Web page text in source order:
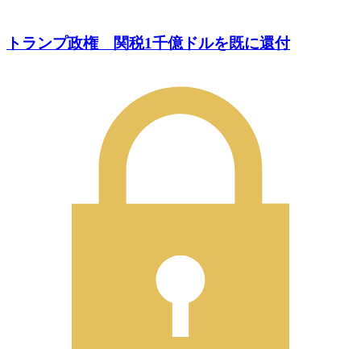
トランプ政権 関税1千億ドルを既に還付